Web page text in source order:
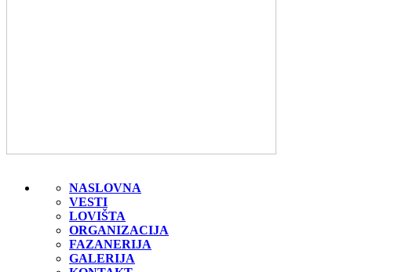
NASLOVNA
VESTI
LOVIŠTA
ORGANIZACIJA
FAZANERIJA
GALERIJA